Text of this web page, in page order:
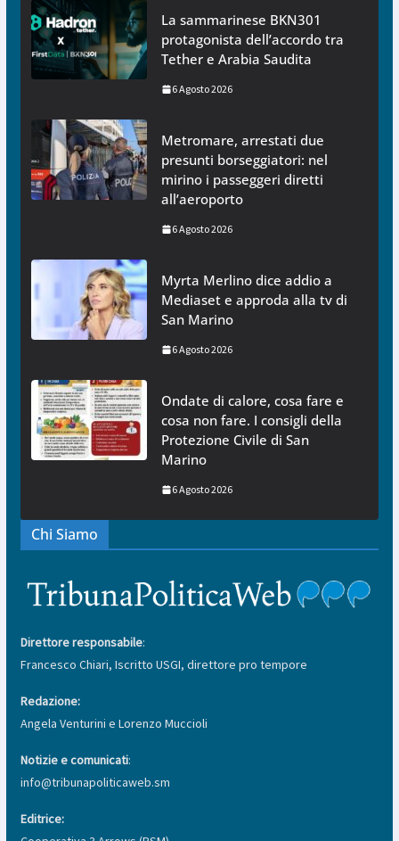
La sammarinese BKN301
protagonista dell’accordo tra
Tether e Arabia Saudita
6 Agosto 2026
Metromare, arrestati due
presunti borseggiatori: nel
mirino i passeggeri diretti
all’aeroporto
6 Agosto 2026
Myrta Merlino dice addio a
Mediaset e approda alla tv di
San Marino
6 Agosto 2026
Ondate di calore, cosa fare e
cosa non fare. I consigli della
Protezione Civile di San
Marino
6 Agosto 2026
Chi Siamo
Direttore responsabile:
Francesco Chiari, Iscritto USGI, direttore pro tempore
Redazione:
Angela Venturini e Lorenzo Muccioli
Notizie e comunicati:
info@tribunapoliticaweb.sm
Editrice: